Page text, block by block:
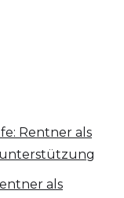
Rentner als
als